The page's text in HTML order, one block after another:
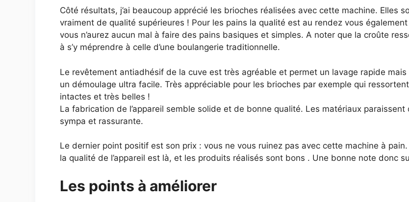
Côté résultats, j’ai beaucoup apprécié les brioches réalisées avec cette machine. Elles
vraiment de qualité supérieures ! Pour les pains la qualité est au rendez vous
vous n’aurez aucun mal à faire des pains basiques et simples. A noter que la croûte
à s’y méprendre à celle d’une boulangerie traditionnelle.
Le revêtement antiadhésif de la cuve est très agréable et permet un lavage rapide
un démoulage ultra facile. Très appréciable pour les brioches par exemple qui ressortent
intactes et très belles !
La fabrication de l’appareil semble solide et de bonne qualité. Les matériaux
sympa et rassurante.
Le dernier point positif est son prix : vous ne vous ruinez pas avec cette machine à
la qualité de l’appareil est là, et les produits réalisés sont bons . Une bonne note donc
Les points à améliorer